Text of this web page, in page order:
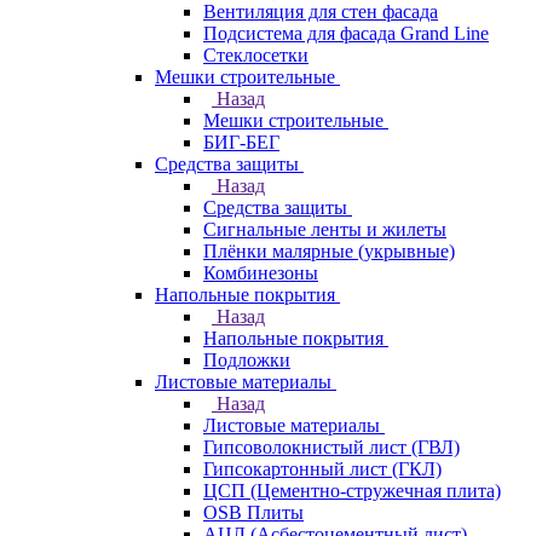
Вентиляция для стен фасада
Подсистема для фасада Grand Line
Стеклосетки
Мешки строительные
Назад
Мешки строительные
БИГ-БЕГ
Средства защиты
Назад
Средства защиты
Сигнальные ленты и жилеты
Плёнки малярные (укрывные)
Комбинезоны
Напольные покрытия
Назад
Напольные покрытия
Подложки
Листовые материалы
Назад
Листовые материалы
Гипсоволокнистый лист (ГВЛ)
Гипсокартонный лист (ГКЛ)
ЦСП (Цементно-стружечная плита)
OSB Плиты